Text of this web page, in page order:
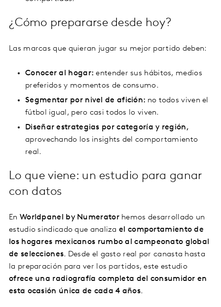
¿Cómo prepararse desde hoy?
Las marcas que quieran jugar su mejor partido deben:
Conocer al hogar: entender sus hábitos, medios
preferidos y momentos de consumo.
Segmentar por nivel de afición: no todos viven el
fútbol igual, pero casi todos lo viven.
Diseñar estrategias por categoría y región,
aprovechando los insights del comportamiento
real.
Lo que viene: un estudio para ganar
con datos
En Worldpanel by Numeratorhemos desarrollado un
estudio sindicado que analizael comportamiento de
los hogares mexicanos rumbo al campeonato global
de selecciones. Desde el gasto real por canasta hasta
la preparación para ver los partidos, este estudio
ofrece una radiografía completa del consumidor en
esta ocasión única de cada 4 años.